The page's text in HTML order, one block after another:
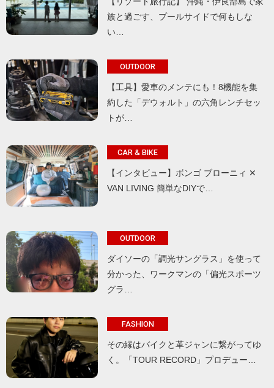
族と過ごす、プールサイドで何もしな
い…
OUTDOOR
【工具】愛車のメンテにも！8機能を集
約した「デウォルト」の六角レンチセッ
トが…
CAR & BIKE
【インタビュー】ボンゴ ブローニィ ✕
VAN LIVING 簡単なDIYで…
OUTDOOR
ダイソーの「調光サングラス」を使って
分かった、ワークマンの「偏光スポーツ
グラ…
FASHION
その縁はバイクと革ジャンに繋がってゆ
く。「TOUR RECORD」プロデュー…